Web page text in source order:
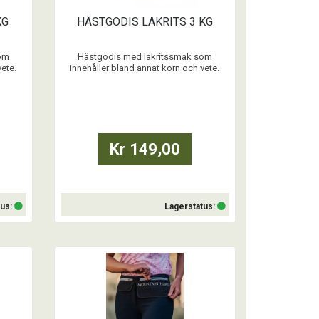
HÄSTGODIS LAKRITS 3 KG
Hästgodis med lakritssmak som
innehåller bland annat korn och vete.
...
Kr 149,00
Lagerstatus:
Köp